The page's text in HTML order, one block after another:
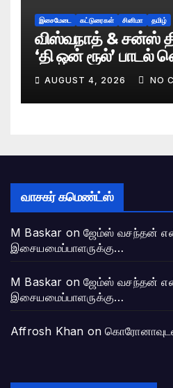
இசைமேடை கட்டுரைகள் சினிமா தமிழ்
விஸ்வநாத் & சன்ஸ்
‘தி ஒன் ரூல்’ பாடல்
AUGUST 4, 2026 NO
வாசகர் கமெண்ட்ஸ்
M Baskar onஜேம்ஸ் வசந்தன்
இசையமைப்பாளருக்கு…
M Baskar onஜேம்ஸ் வசந்தன்
இசையமைப்பாளருக்கு…
Affrosh Khan on